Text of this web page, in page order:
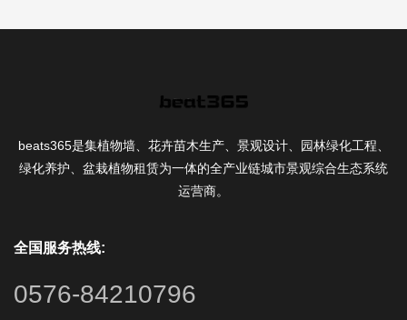
beats365是集植物墙、花卉苗木生产、景观设计、园林绿化工程、
绿化养护、盆栽植物租赁为一体的全产业链城市景观综合生态系统
运营商。
全国服务热线:
0576-84210796